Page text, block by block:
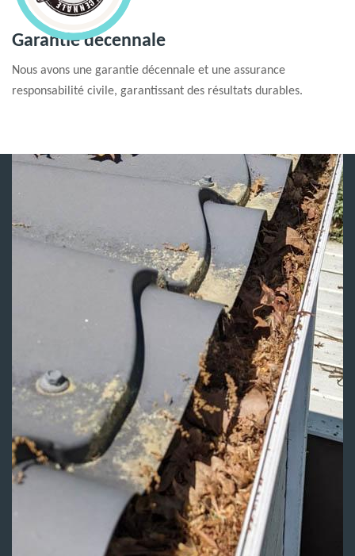
Garantie decennale
Nous avons une garantie décennale et une assurance
responsabilité civile, garantissant des résultats durables.